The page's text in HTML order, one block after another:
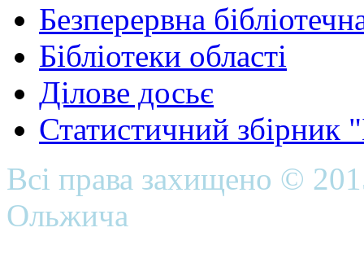
Безперервна
Бібліотеки області
Ділове досьє
Статистичний
Всі права захищено ©
Ольжича